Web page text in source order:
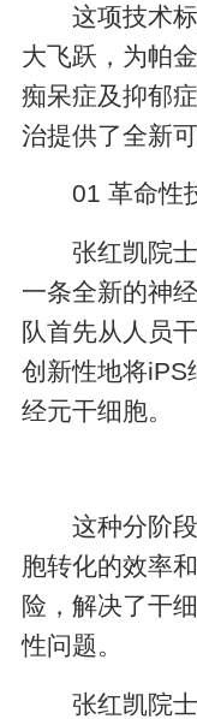
这项技术
大飞跃，为帕
痴呆症及抑郁
治提供了全新可
01 革命性
张红凯院
一条全新的神
队首先从人员
创新性地将iPS
经元干细胞。
这种分阶
胞转化的效率
险，解决了干
性问题。
张红凯院